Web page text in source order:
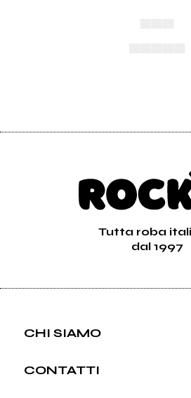
Tutta roba
dal 1997
CHI SIAMO
CONTATTI